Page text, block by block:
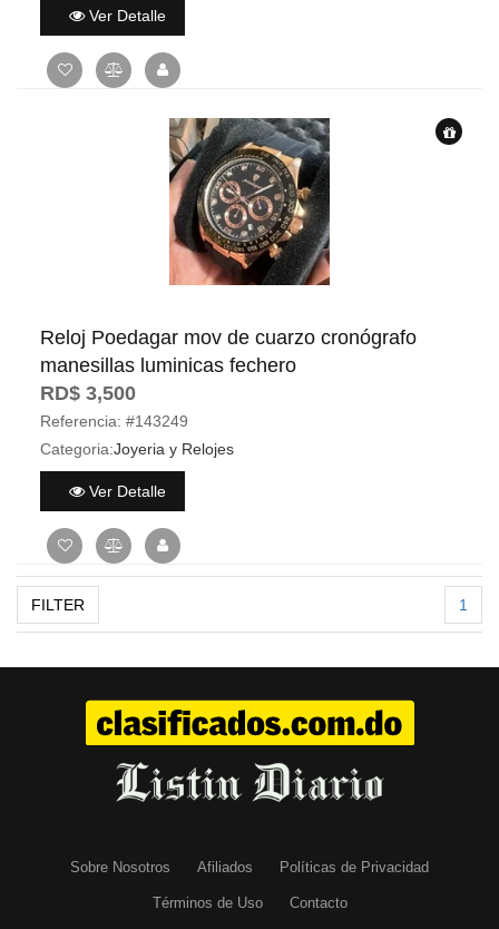
Ver Detalle
Reloj Poedagar mov de cuarzo cronógrafo
manesillas luminicas fechero
RD$ 3,500
Referencia: #143249
Categoria:Joyeria y Relojes
Ver Detalle
FILTER 1
Sobre Nosotros Afiliados Políticas de Privacidad
Términos de Uso Contacto